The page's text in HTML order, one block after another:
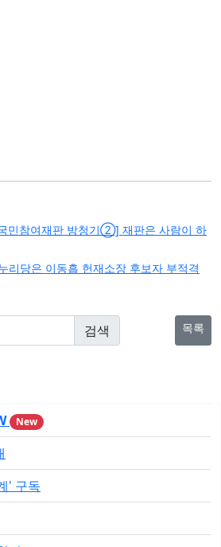
민참여재판 방청기②] 재판은 사람이 하
리당은 이동흡 헌재소장 후보자 부적격
목록
New
' 구독